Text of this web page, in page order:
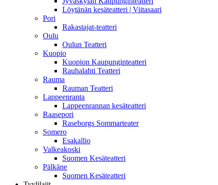
Löytänän kesäteatteri | Viitasaari
Pori
Rakastajat-teatteri
Oulu
Oulun Teatteri
Kuopio
Kuopion Kaupunginteatteri
Rauhalahti Teatteri
Rauma
Rauman Teatteri
Lappeenranta
Lappeenrannan kesäteatteri
Raasepori
Raseborgs Sommarteater
Somero
Esakallio
Valkeakoski
Suomen Kesäteatteri
Pälkäne
Suomen Kesäteatteri